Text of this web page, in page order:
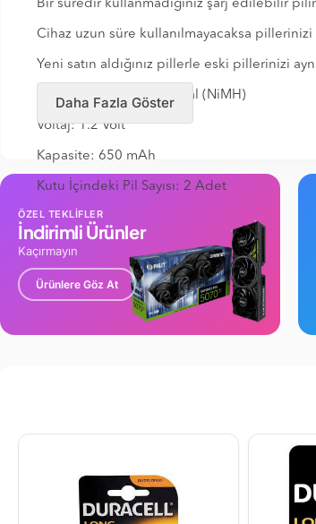
Bir süredir kullanmadığınız şarj edilebilir
Cihaz uzun süre kullanılmayacaksa pillerinizi
Yeni satın aldığınız pillerle eski pillerinizi
Kimyasal yapı: Nikel Metal (NiMH)
Voltaj: 1.2 Volt
Kapasite: 650 mAh
Kutu İçindeki Pil Sayısı: 2 Adet
Daha Fazla Göster
ÖZEL TEKLİFLER
İndirimli Ürünler
Kaçırmayın
Ürünlere Göz At